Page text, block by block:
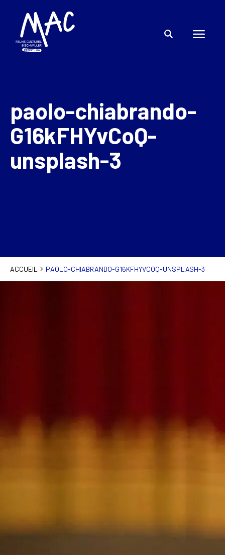
paolo-chiabrando-
G16kFHYvCoQ-
unsplash-3
ACCUEIL PAOLO-CHIABRANDO-G16KFHYVCOQ-UNSPLASH-3